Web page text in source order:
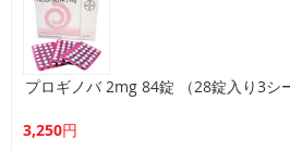
プロギノバ 2mg 84錠 （28錠入り3シ
3,250円